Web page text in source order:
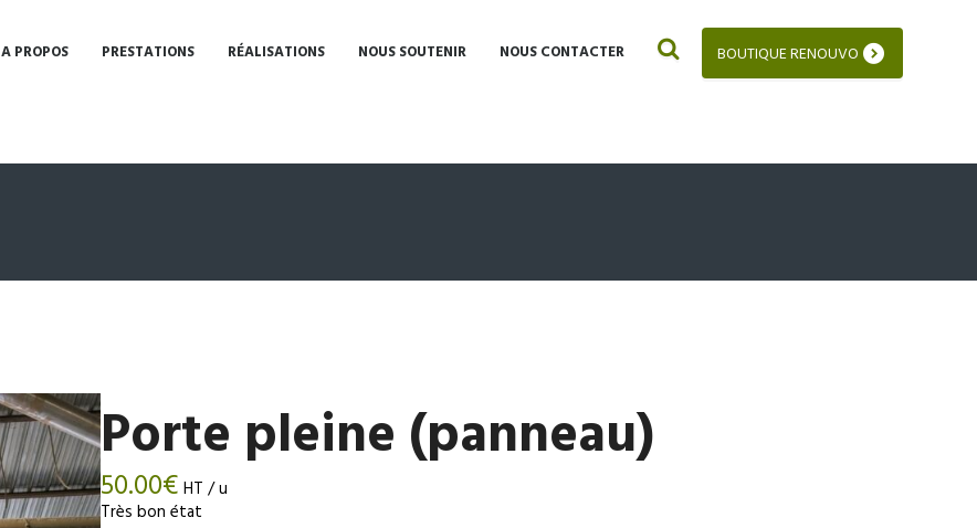
BOUTIQUE RENOUVO
A PROPOS PRESTATIONS RÉALISATIONS NOUS SOUTENIR NOUS CONTACTER
Porte pleine (panneau)
50.00€ HT / u
Très bon état